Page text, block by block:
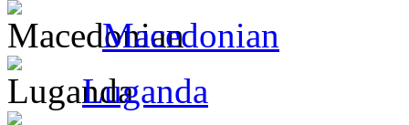
Macedonian
Luganda